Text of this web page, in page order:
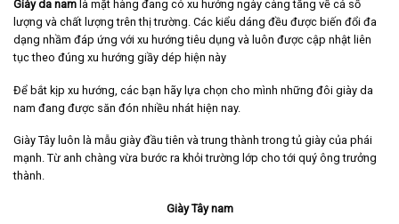
Giày da nam là mặt hàng đang có xu hướng ngày càng tăng về cả số
lượng và chất lượng trên thị trường. Các kiểu dáng đều được biến đổi đa
dạng nhầm đáp ứng với xu hướng tiêu dụng và luôn được cập nhật liên
tục theo đúng xu hướng giầy dép hiện này
Để bắt kịp xu hướng, các bạn hãy lựa chọn cho mình những đôi giày da
nam đang được săn đón nhiều nhát hiện nay.
Giày Tây luôn là mẫu giày đầu tiên và trung thành trong tủ giày của phái
mạnh. Từ anh chàng vừa bước ra khỏi trường lớp cho tới quý ông trưởng
thành.
Giày Tây nam